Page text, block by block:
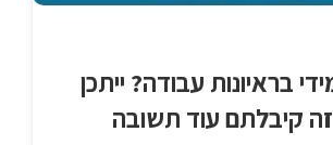
בראיונות עבודה? ייתכן
קיבלתם עוד תשובה